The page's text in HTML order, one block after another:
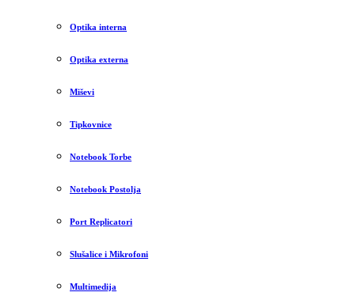
Optika interna
Optika externa
Miševi
Tipkovnice
Notebook Torbe
Notebook Postolja
Port Replicatori
Slušalice i Mikrofoni
Multimedija